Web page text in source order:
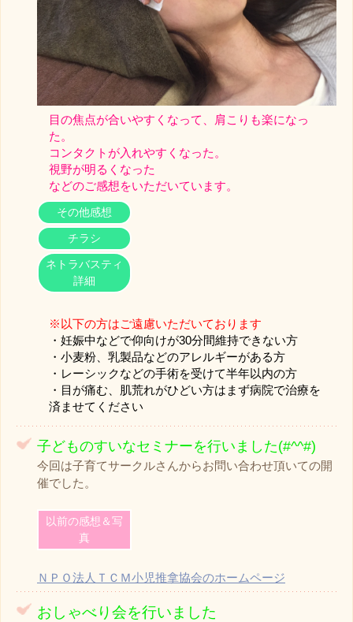
目の焦点が合いやすくなって、肩こりも楽になっ
た。
コンタクトが入れやすくなった。
視野が明るくなった
などのご感想をいただいています。
その他感想
チラシ
ネトラバスティ
詳細
※以下の方はご遠慮いただいております
・ 妊娠中などで仰向けが30分間維持できない方
・小麦粉、乳製品などのアレルギーがある方
・レーシックなどの手術を受けて半年以内の方
・目が痛む、肌荒れがひどい方はまず病院で治療を
済ませてください
子どものすいなセミナーを行いました(#^^#)
今回は子育てサークルさんからお問い合わせ頂いての開
催でした。
以前の感想＆写
真
ＮＰＯ法人ＴＣＭ小児推拿協会のホームページ
おしゃべり会を行いました